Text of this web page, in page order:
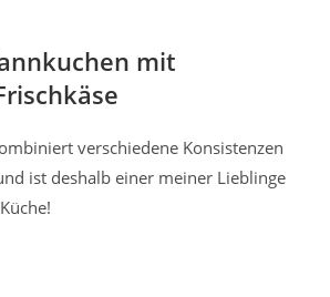
mit
verschiedene Konsistenzen
ist deshalb einer meiner Lieblinge